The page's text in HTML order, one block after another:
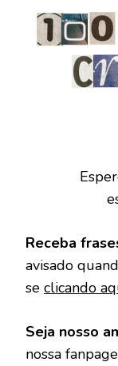
Receba
avisado
se clicando
Seja nosso
nossa fanpage